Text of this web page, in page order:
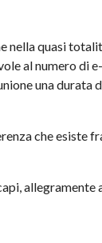
nella quasi
al numero di
una durata
che esiste
allegramente